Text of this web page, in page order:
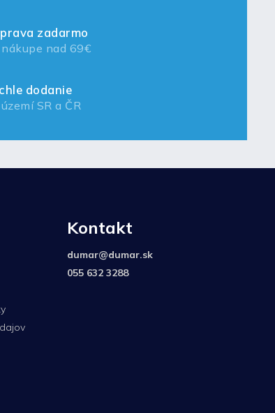
zadarmo
nad 69€
dodanie
SR a ČR
Kontakt
dumar@dumar.sk
055 632 3288